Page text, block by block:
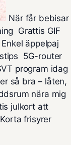
När får bebisar
Grattis GIF
Enkel äppelpaj
5G-router
program idag
så bra – låten,
nära mig
julkort att
Korta frisyrer